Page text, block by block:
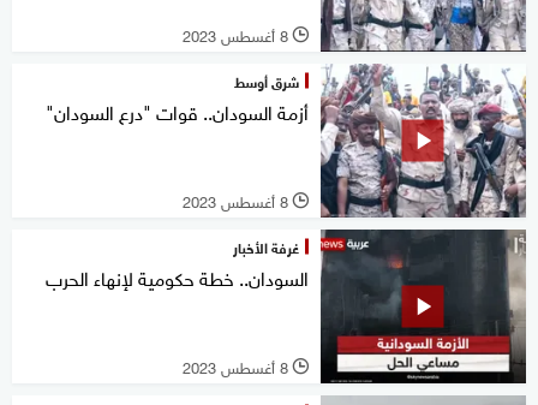
l 8 أغسطس 2023
شرق أوسط
أزمة السودان.. قوات "درع السودان"
l 8 أغسطس 2023
غرفة الأخبار
السودان.. خطة حكومية لإنهاء الحرب
l 8 أغسطس 2023